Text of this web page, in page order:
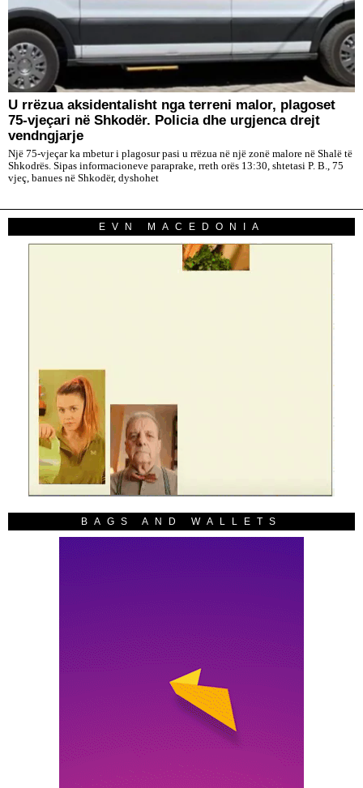
U rrëzua aksidentalisht nga terreni malor, plagoset
75-vjeçari në Shkodër. Policia dhe urgjenca drejt
vendngjarje
Një 75-vjeçar ka mbetur i plagosur pasi u rrëzua në një zonë malore në Shalë të
Shkodrës. Sipas informacioneve paraprake, rreth orës 13:30, shtetasi P. B., 75
vjeç, banues në Shkodër, dyshohet
EVN MACEDONIA
BAGS AND WALLETS